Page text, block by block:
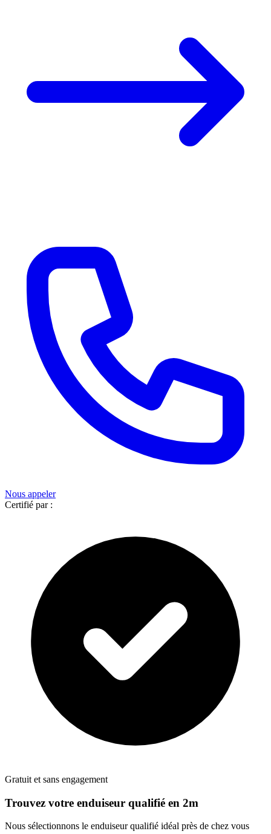
Nous appeler
Certifié par :
Gratuit et sans engagement
Trouvez votre enduiseur qualifié en 2m
Nous sélectionnons le enduiseurqualifié idéal près de chez vous